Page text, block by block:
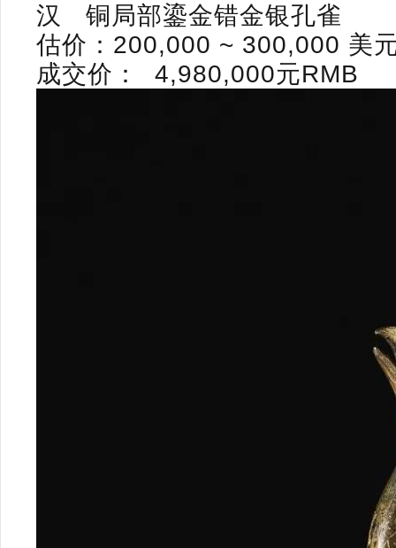
​汉
铜局部鎏金错金银孔雀
估价： 200,000 ~ 300,000 美
成交价：
4,980,000元RMB